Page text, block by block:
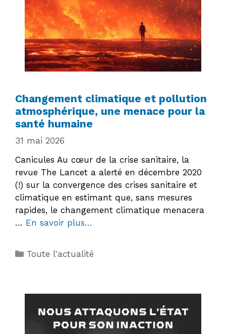
Changement climatique et pollution
atmosphérique, une menace pour la
santé humaine
31 mai 2026
Canicules Au cœur de la crise sanitaire, la
revue The Lancet a alerté en décembre 2020
(!) sur la convergence des crises sanitaire et
climatique en estimant que, sans mesures
rapides, le changement climatique menacera
… En savoir plus…
Catégories
Toute l'actualité